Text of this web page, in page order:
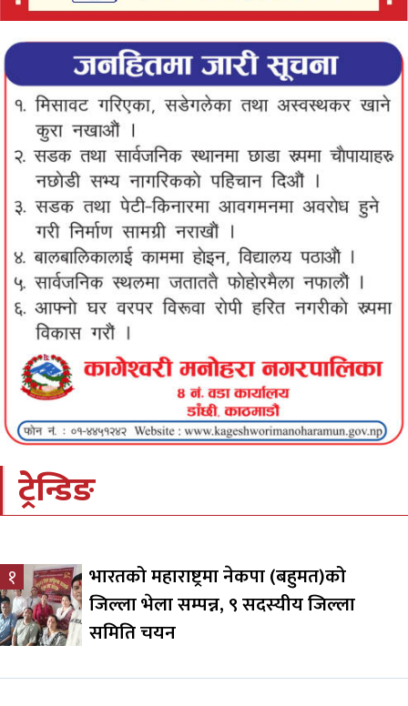
ट्रेन्डिङ
१
भारतको महाराष्ट्रमा नेकपा (बहुमत)को
जिल्ला भेला सम्पन्न, ९ सदस्यीय जिल्ला
समिति चयन